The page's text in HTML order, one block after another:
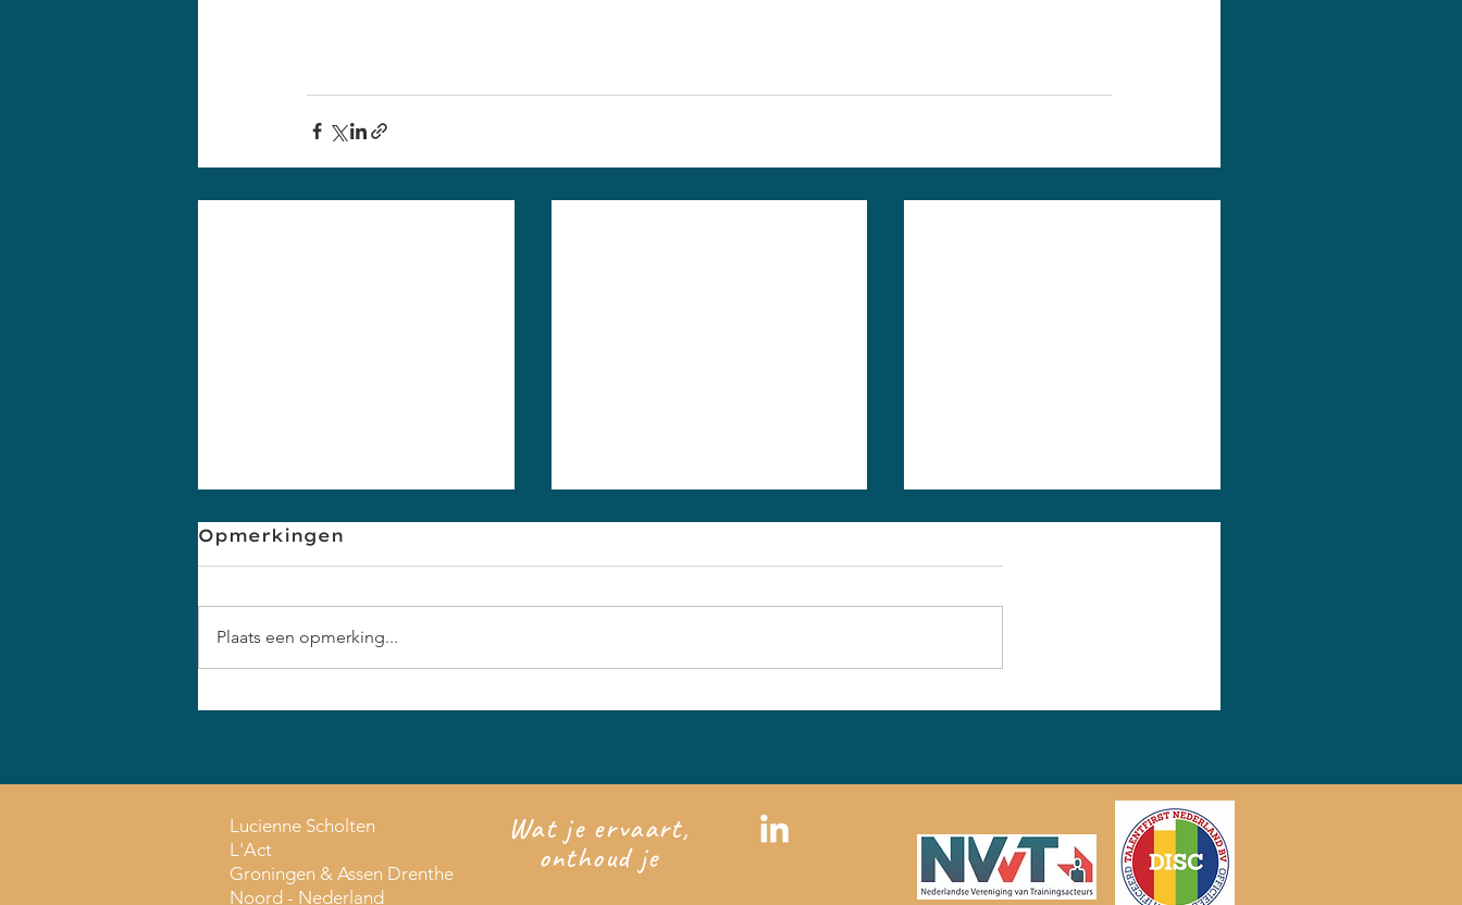
Weerstand in een
Hardop oefenen is
Hulp bij het maken
Opmerkingen
Plaats een opmerking...
Lucienne Scholten
L'Act
Groningen & Assen Drenthe
Noord - Nederland
Wat je ervaart,
onthoud je